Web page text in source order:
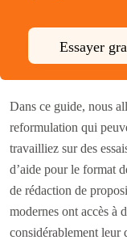
Essayer
Dans ce guide, nous
reformulation qui
travailliez sur des
d’aide pour le format
de rédaction de
modernes ont accès à
considérablement leur